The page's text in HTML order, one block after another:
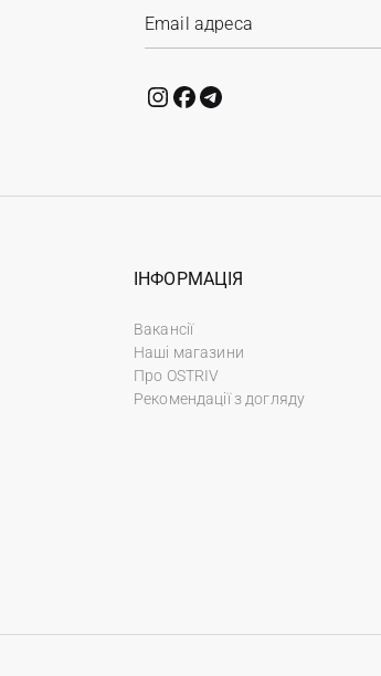
ІНФОРМАЦІЯ
Вакансії
Наші магазини
Про OSTRIV
Рекомендації з догляду